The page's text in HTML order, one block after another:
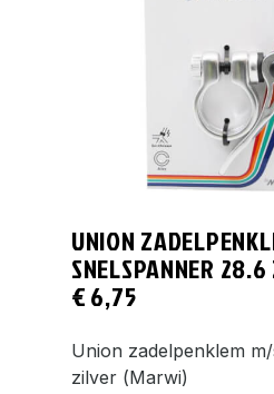
UNION
SNELSPANNER 28.6
€6,75
Union zadelpenklem
zilver (Marwi)